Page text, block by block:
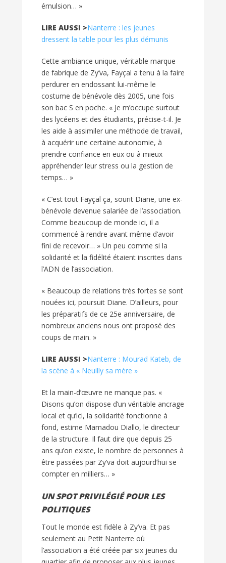
émulsion… »
LIRE AUSSI >Nanterre : les jeunes
dressent la table pour les plus démunis
Cette ambiance unique, véritable marque
de fabrique de Zy’va, Fayçal a tenu à la faire
perdurer en endossant lui-même le
costume de bénévole dès 2005, une fois
son bac S en poche. « Je m’occupe surtout
des lycéens et des étudiants, précise-t-il. Je
les aide à assimiler une méthode de travail,
à acquérir une certaine autonomie, à
prendre confiance en eux ou à mieux
appréhender leur stress ou la gestion de
temps… »
« C’est tout Fayçal ça, sourit Diane, une ex-
bénévole devenue salariée de l’association.
Comme beaucoup de monde ici, il a
commencé à rendre avant même d’avoir
fini de recevoir… » Un peu comme si la
solidarité et la fidélité étaient inscrites dans
l’ADN de l’association.
« Beaucoup de relations très fortes se sont
nouées ici, poursuit Diane. D’ailleurs, pour
les préparatifs de ce 25e anniversaire, de
nombreux anciens nous ont proposé des
coups de main. »
LIRE AUSSI >Nanterre : Mourad Kateb, de
la scène à « Neuilly sa mère »
Et la main-d’œuvre ne manque pas. «
Disons qu’on dispose d’un véritable ancrage
local et qu’ici, la solidarité fonctionne à
fond, estime Mamadou Diallo, le directeur
de la structure. Il faut dire que depuis 25
ans qu’on existe, le nombre de personnes à
être passées par Zy’va doit aujourd’hui se
compter en milliers… »
UN SPOT PRIVILÉGIÉ POUR LES
POLITIQUES
Tout le monde est fidèle à Zy’va. Et pas
seulement au Petit Nanterre où
l’association a été créée par six jeunes du